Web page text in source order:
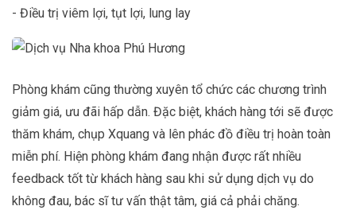
- Điều trị viêm lợi, tụt lợi, lung lay
Phòng khám cũng thường xuyên tổ chức các chương trình
giảm giá, ưu đãi hấp dẫn. Đặc biệt, khách hàng tới sẽ được
thăm khám, chụp Xquang và lên phác đồ điều trị hoàn toàn
miễn phí. Hiện phòng khám đang nhận được rất nhiều
feedback tốt từ khách hàng sau khi sử dụng dịch vụ do
không đau, bác sĩ tư vấn thật tâm, giá cả phải chăng.